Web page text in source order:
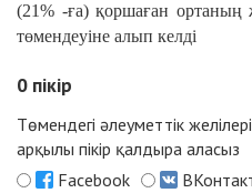
(21% -ға) қоршаған ортаның
төмендеуіне алып келді
0 пікір
Төмендегі әлеуметтік
арқылы пікір қалдыра аласыз
Facebook